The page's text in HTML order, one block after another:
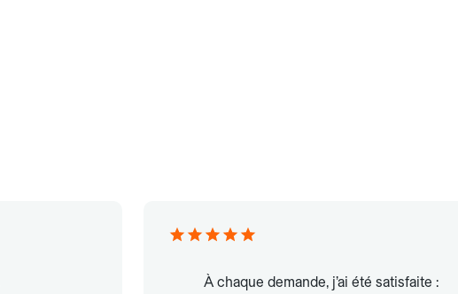
À chaque demande, j’ai été satisfaite :